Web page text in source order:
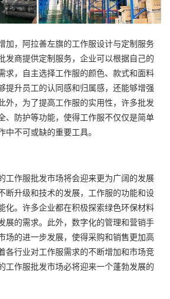
加，阿拉善左旗的工作服设计与定制服务
发商提供定制服务，企业可以根据自己的
求，自主选择工作服的颜色、款式和面料
提升员工的认同感和归属感，还能够增强
外，为了提高工作服的实用性，许多批发
、防护等功能，使得工作服不仅仅是简单
不可或缺的重要工具。
工作服批发市场将会迎来更为广阔的发展
断升级和技术的发展，工作服的功能和设
化。许多企业都在积极探索绿色环保材料
展的需求。此外，数字化的管理和营销手
场的进一步发展，使得采购和销售更加高
各行业对工作服需求的不断增加和市场竞
工作服批发市场必将迎来一个蓬勃发展的